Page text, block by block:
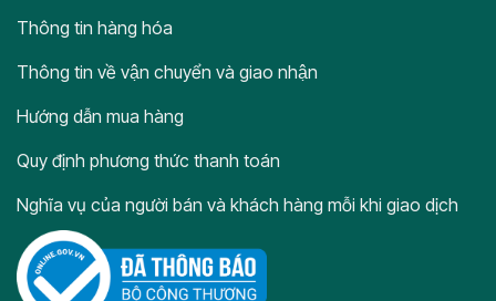
Thông tin hàng hóa
Thông tin về vận chuyển và giao nhận
Hướng dẫn mua hàng
Quy định phương thức thanh toán
Nghĩa vụ của người bán và khách hàng mỗi khi giao dịch